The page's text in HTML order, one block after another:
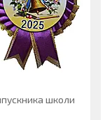
школи